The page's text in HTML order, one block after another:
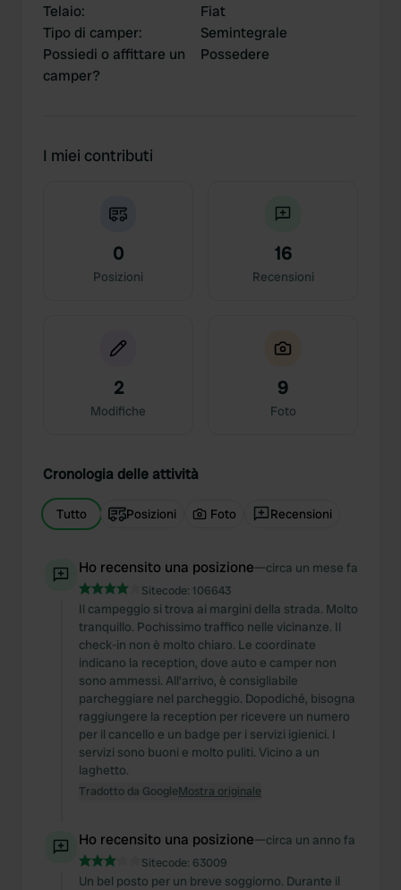
Telaio:
Fiat
Tipo di camper:
Semintegrale
Possiedi o affittare un
camper?
Possedere
I miei contributi
0
Posizioni
16
Recensioni
2
Modifiche
9
Foto
Cronologia delle attività
Tutto Posizioni Foto Recensioni
Ho recensito una posizione—circa un mese fa
Sitecode: 106643
Il campeggio si trova ai margini della strada. Molto
tranquillo. Pochissimo traffico nelle vicinanze. Il
check-in non è molto chiaro. Le coordinate
indicano la reception, dove auto e camper non
sono ammessi. All'arrivo, è consigliabile
parcheggiare nel parcheggio. Dopodiché, bisogna
raggiungere la reception per ricevere un numero
per il cancello e un badge per i servizi igienici. I
servizi sono buoni e molto puliti. Vicino a un
laghetto.
Tradotto da GoogleMostra originale
Ho recensito una posizione—circa un anno fa
Sitecode: 63009
Un bel posto per un breve soggiorno. Durante il